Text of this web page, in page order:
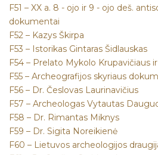
F51 – XX a. 8 - ojo ir 9 - ojo deš.
dokumentai
F52 – Kazys Škirpa
F53 – Istorikas Gintaras Šidlauskas
F54 – Prelato Mykolo Krupavičiaus
F55 – Archeografijos skyriaus
F56 – Dr. Česlovas Laurinavičius
F57 – Archeologas Vytautas
F58 – Dr. Rimantas Miknys
F59 – Dr. Sigita Noreikienė
F60 – Lietuvos archeologijos